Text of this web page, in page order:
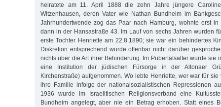
heiratete am 11. April 1888 die zehn Jahre jüngere
Witzenhausen, deren Vater wie Nathan Bundheim im
Jahrhundertwende zog das Paar nach Hamburg, wohnte erst in
dann in der Hansastraße 43. Im Lauf von sechs Jahren wurden
erste Tochter Henriette am 22.8.1890; sie war ein behindertes
Diskretion entsprechend wurde offenbar nicht darüber
nichts über die Art ihrer Behinderung. Im Pubertätsalter wurde sie
eine Institution der jüdischen Fürsorge in der Altonaer
Kirchenstraße) aufgenommen. Wo lebte Henriette, wer war für
ihre Familie infolge der nationalsozialistischen Repressionen
1936 wurde im Israelitischen Religionsverband eine
Bundheim angelegt, aber nie ein Betrag erhoben. Statt eines